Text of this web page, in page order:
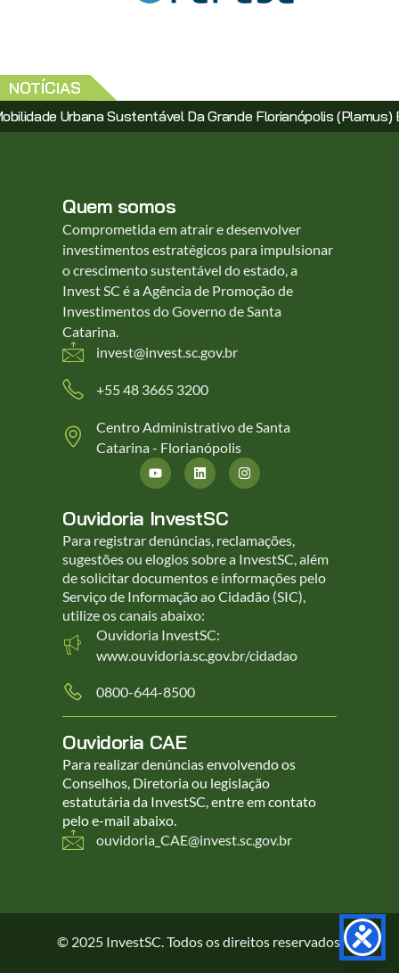
NOTÍCIAS
É Apresentado Para População Novos
Quem somos
Comprometida em atrair e desenvolver
investimentos estratégicos para impulsionar
o crescimento sustentável do estado, a
Invest SC é a Agência de Promoção de
Investimentos do Governo de Santa
Catarina.
invest@invest.sc.gov.br
+55 48 3665 3200
Centro Administrativo de Santa
Catarina - Florianópolis
Ouvidoria InvestSC
Para registrar denúncias, reclamações,
sugestões ou elogios sobre a InvestSC, além
de solicitar documentos e informações pelo
Serviço de Informação ao Cidadão (SIC),
utilize os canais abaixo:
Ouvidoria InvestSC:
www.ouvidoria.sc.gov.br/cidadao
0800-644-8500
Ouvidoria CAE
Para realizar denúncias envolvendo os
Conselhos, Diretoria ou legislação
estatutária da InvestSC, entre em contato
pelo e-mail abaixo.
ouvidoria_CAE@invest.sc.gov.br
© 2025 InvestSC. Todos os direitos reservados.